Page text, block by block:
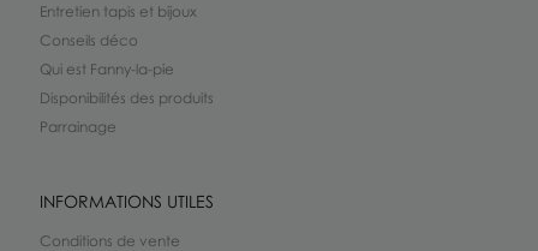
Entretien tapis et bijoux
Conseils déco
Qui est Fanny-la-pie
Disponibilités des produits
Parrainage
INFORMATIONS UTILES
Conditions de vente